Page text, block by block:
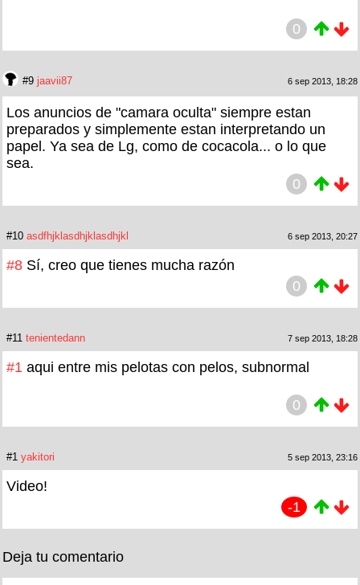
0
#9 jaavii87 6 sep 2013, 18:28
Los anuncios de "camara oculta" siempre estan
preparados y simplemente estan interpretando un
papel. Ya sea de Lg, como de cocacola... o lo que
sea.
0
#10 asdfhjklasdhjklasdhjkl 6 sep 2013, 20:27
#8 Sí, creo que tienes mucha razón
0
#11 tenientedann 7 sep 2013, 18:28
#1 aqui entre mis pelotas con pelos, subnormal
0
#1 yakitori 5 sep 2013, 23:16
Video!
-1
Deja tu comentario